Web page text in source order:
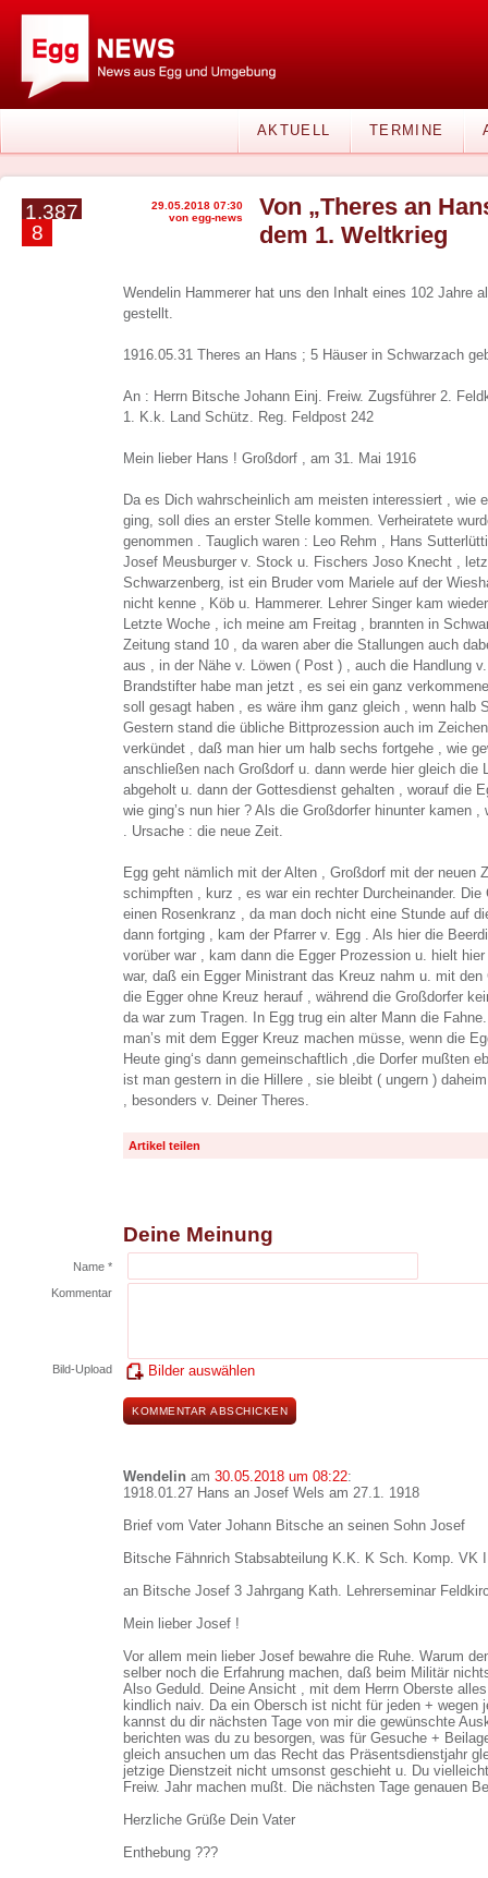
AKTUELL TERMINE
1.387
8
29.05.2018 07:30
von egg-news
Von „Theres an
dem 1. Weltkrieg
Wendelin Hammerer hat uns den Inhalt eines 102 Jahre
gestellt.
1916.05.31 Theres an Hans ; 5 Häuser in Schwarzach
An : Herrn Bitsche Johann Einj. Freiw. Zugsführer 2.
1. K.k. Land Schütz. Reg. Feldpost 242
Mein lieber Hans ! Großdorf , am 31. Mai 1916
Da es Dich wahrscheinlich am meisten interessiert , wie
ging, soll dies an erster Stelle kommen. Verheiratete
genommen . Tauglich waren : Leo Rehm , Hans
Josef Meusburger v. Stock u. Fischers Joso Knecht ,
Schwarzenberg, ist ein Bruder vom Mariele auf der
nicht kenne , Köb u. Hammerer. Lehrer Singer kam
Letzte Woche , ich meine am Freitag , brannten in
Zeitung stand 10 , da waren aber die Stallungen auch
aus , in der Nähe v. Löwen ( Post ) , auch die Handlung
Brandstifter habe man jetzt , es sei ein ganz
soll gesagt haben , es wäre ihm ganz gleich , wenn halb
Gestern stand die übliche Bittprozession auch im
verkündet , daß man hier um halb sechs fortgehe , wie
anschließen nach Großdorf u. dann werde hier gleich die
abgeholt u. dann der Gottesdienst gehalten , worauf die
wie ging’s nun hier ? Als die Großdorfer hinunter kamen
. Ursache : die neue Zeit.
Egg geht nämlich mit der Alten , Großdorf mit der neuen
schimpften , kurz , es war ein rechter Durcheinander.
einen Rosenkranz , da man doch nicht eine Stunde auf
dann fortging , kam der Pfarrer v. Egg . Als hier die
vorüber war , kam dann die Egger Prozession u. hielt
war, daß ein Egger Ministrant das Kreuz nahm u. mit
die Egger ohne Kreuz herauf , während die Großdorfer
da war zum Tragen. In Egg trug ein alter Mann die
man’s mit dem Egger Kreuz machen müsse, wenn die
Heute ging‘s dann gemeinschaftlich ,die Dorfer mußten
ist man gestern in die Hillere , sie bleibt ( ungern )
, besonders v. Deiner Theres.
Artikel teilen
Deine Meinung
Name *
Kommentar
Bild-Upload Bilder auswählen
Wendelin am 30.05.2018 um 08:22:
1918.01.27 Hans an Josef Wels am 27.1. 1918
Brief vom Vater Johann Bitsche an seinen Sohn Josef
Bitsche Fähnrich Stabsabteilung K.K. K Sch. Komp. VK
an Bitsche Josef 3 Jahrgang Kath. Lehrerseminar
Mein lieber Josef !
Vor allem mein lieber Josef bewahre die Ruhe. Warum
selber noch die Erfahrung machen, daß beim Militär
Also Geduld. Deine Ansicht , mit dem Herrn Oberste
kindlich naiv. Da ein Obersch ist nicht für jeden + wegen
kannst du dir nächsten Tage von mir die gewünschte
berichten was du zu besorgen, was für Gesuche +
gleich ansuchen um das Recht das Präsentsdienstjahr
jetzige Dienstzeit nicht umsonst geschieht u. Du
Freiw. Jahr machen mußt. Die nächsten Tage genauen
Herzliche Grüße Dein Vater
Enthebung ???